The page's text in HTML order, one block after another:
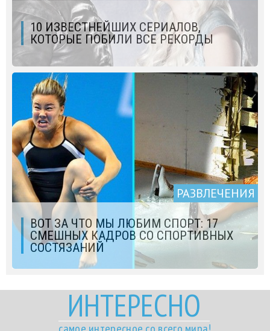
10 ИЗВЕСТНЕЙШИХ СЕРИАЛОВ,
КОТОРЫЕ ПОБИЛИ ВСЕ РЕКОРДЫ
РАЗВЛЕЧЕНИЯ
ВОТ ЗА ЧТО МЫ ЛЮБИМ СПОРТ: 17
СМЕШНЫХ КАДРОВ СО СПОРТИВНЫХ
СОСТЯЗАНИЙ
ИНТЕРЕСНО